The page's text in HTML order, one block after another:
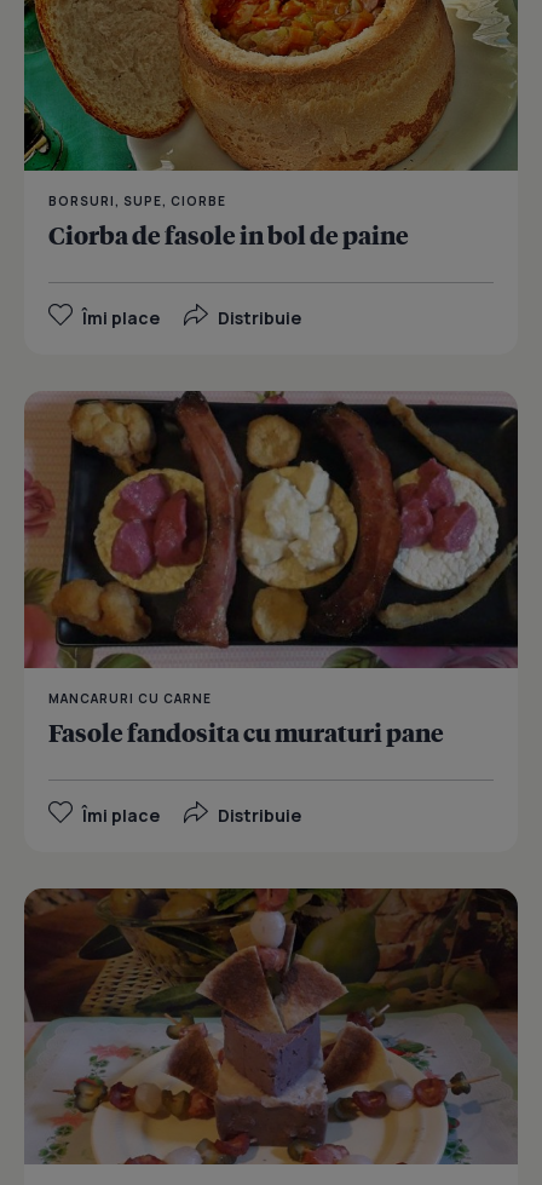
BORSURI, SUPE, CIORBE
Ciorba de fasole in bol de paine
Îmi place Distribuie
MANCARURI CU CARNE
Fasole fandosita cu muraturi pane
Îmi place Distribuie